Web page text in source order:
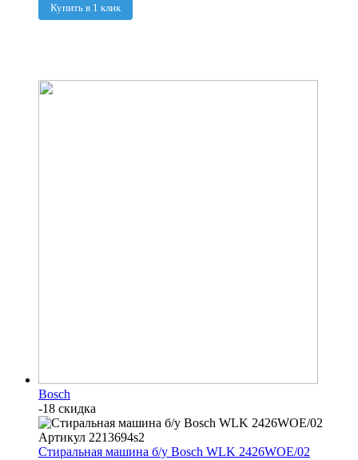
Купить в 1 клик
Bosch
-18 скидка
Стиральная машина б/у Bosch WLK 2426WOE/02